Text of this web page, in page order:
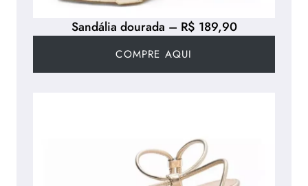
Sandália dourada – R$ 189,90
COMPRE AQUI